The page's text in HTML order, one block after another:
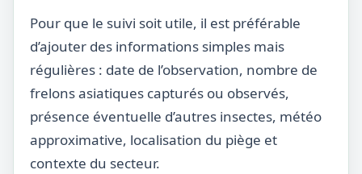
Pour que le suivi soit utile, il est préférable
d’ajouter des informations simples mais
régulières : date de l’observation, nombre de
frelons asiatiques capturés ou observés,
présence éventuelle d’autres insectes, météo
approximative, localisation du piège et
contexte du secteur.